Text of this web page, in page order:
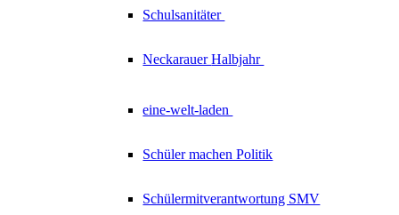
Schulsanitäter
NeckarauerHalbjahr
eine-welt-laden
Schüler machen Politik
Schülermitverantwortung SMV